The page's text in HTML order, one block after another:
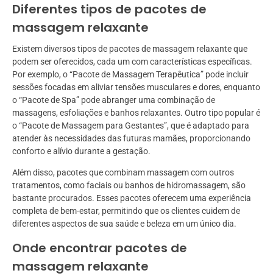
Diferentes tipos de pacotes de
massagem relaxante
Existem diversos tipos de pacotes de massagem relaxante que
podem ser oferecidos, cada um com características específicas.
Por exemplo, o “Pacote de Massagem Terapêutica” pode incluir
sessões focadas em aliviar tensões musculares e dores, enquanto
o “Pacote de Spa” pode abranger uma combinação de
massagens, esfoliações e banhos relaxantes. Outro tipo popular é
o “Pacote de Massagem para Gestantes”, que é adaptado para
atender às necessidades das futuras mamães, proporcionando
conforto e alívio durante a gestação.
Além disso, pacotes que combinam massagem com outros
tratamentos, como faciais ou banhos de hidromassagem, são
bastante procurados. Esses pacotes oferecem uma experiência
completa de bem-estar, permitindo que os clientes cuidem de
diferentes aspectos de sua saúde e beleza em um único dia.
Onde encontrar pacotes de
massagem relaxante